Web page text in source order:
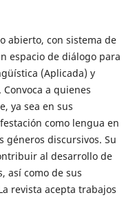
abierto, con sistema de
espacio de diálogo para
(Aplicada) y
a quienes
ya sea en sus
como lengua en
géneros discursivos. Su
al desarrollo de
así como de sus
revista acepta trabajos